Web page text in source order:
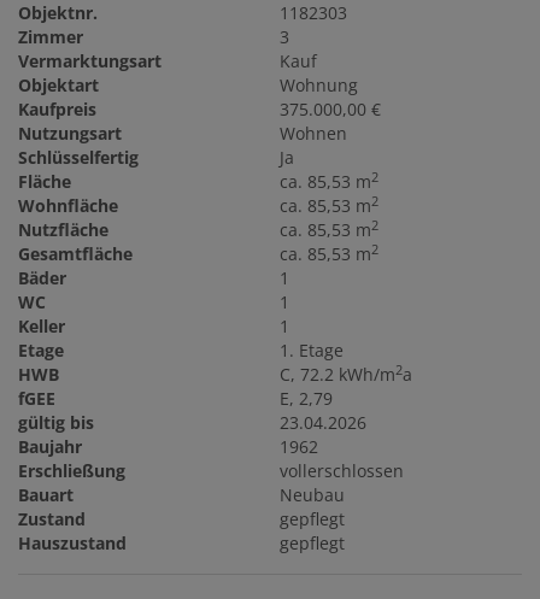
Objektnr.
1182303
Zimmer
3
Vermarktungsart
Kauf
Objektart
Wohnung
Kaufpreis
375.000,00 €
Nutzungsart
Wohnen
Schlüsselfertig
Ja
Fläche
ca. 85,53 m2
Wohnfläche ca. 85,53 m2
Nutzfläche ca. 85,53 m2
Gesamtfläche ca. 85,53 m2
Bäder
1
WC
1
Keller
1
Etage
1. Etage
HWB
C, 72.2 kWh/m2a
fGEE
E, 2,79
gültig bis
23.04.2026
Baujahr
1962
Erschließung
vollerschlossen
Bauart
Neubau
Zustand
gepflegt
Hauszustand
gepflegt